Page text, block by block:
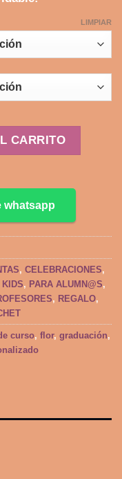
LIMPIAR
cantidad
CARRITO
whatsapp
, CELEBRACIONES,
KIDS, PARA ALUMN@S,
, REGALO,
curso, flor, graduación,